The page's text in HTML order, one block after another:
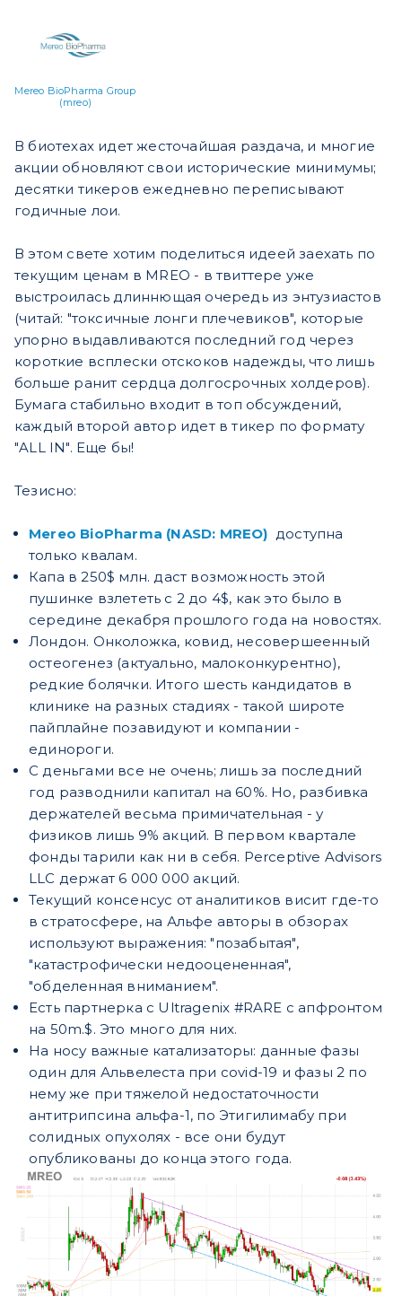
Mereo BioPharma Group
(mreo)
​​В биотехах идет жесточайшая раздача, и многие
акции обновляют свои исторические минимумы;
десятки тикеров ежедневно переписывают
годичные лои.
В этом свете хотим поделиться идеей заехать по
текущим ценам в MREO - в твиттере уже
выстроилась длиннющая очередь из энтузиастов
(читай: "токсичные лонги плечевиков", которые
упорно выдавливаются последний год через
короткие всплески отскоков надежды, что лишь
больше ранит сердца долгосрочных холдеров).
Бумага стабильно входит в топ обсуждений,
каждый второй автор идет в тикер по формату
"ALL IN". Еще бы!
Тезисно:
Mereo BioPharma (NASD: MREO) доступна
только квалам.
Капа в 250$ млн. даст возможность этой
пушинке взлететь с 2 до 4$, как это было в
середине декабря прошлого года на новостях.
Лондон. Онколожка, ковид, несовершеенный
остеогенез (актуально, малоконкурентно),
редкие болячки. Итого шесть кандидатов в
клинике на разных стадиях - такой широте
пайплайне позавидуют и компании -
единороги.
C деньгами все не очень; лишь за последний
год разводнили капитал на 60%. Но, разбивка
держателей весьма примичательная - у
физиков лишь 9% акций. В первом квартале
фонды тарили как ни в себя. Perceptive Advisors
LLC держат 6 000 000 акций.
Текущий консенсус от аналитиков висит где-то
в стратосфере, на Альфе авторы в обзорах
используют выражения: "позабытая",
"катастрофически недооцененная",
"обделенная вниманием".
Есть партнерка с Ultragenix #RARE c апфронтом
на 50m.$. Это много для них.
На носу важные катализаторы: данные фазы
один для Альвелеста при covid-19 и фазы 2 по
нему же при тяжелой недостаточности
антитрипсина альфа-1, по Этигилимабу при
солидных опухолях - все они будут
опубликованы до конца этого года.